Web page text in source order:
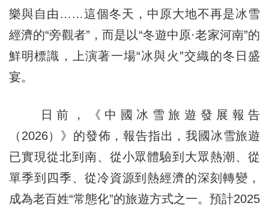
樂與自由……這個冬天，中原大地不再是冰雪
經濟的“旁觀者”，而是以“冬遊中原·老家河南”的
鮮明標識，上演著一場“冰與火”交織的冬日盛
宴。
日前，《中國冰雪旅遊發展報告
（2026）》的發佈，報告指出，我國冰雪旅遊
已實現從北到南、從小眾體驗到大眾熱潮、從
單季到四季、從冷資源到熱經濟的深刻轉變，
成為老百姓“常態化”的旅遊方式之一。預計2025